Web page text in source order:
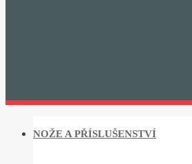
NOŽE A PŘÍSLUŠENSTVÍ